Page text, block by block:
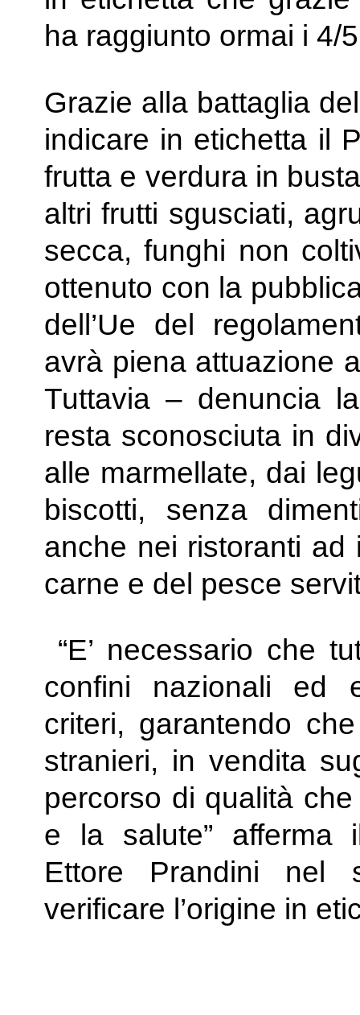
ha raggiunto ormai i 4/
Grazie alla battaglia
indicare in etichetta il
frutta e verdura in
altri frutti sgusciati,
secca, funghi non
ottenuto con la
dell’Ue del
avrà piena attuazione
Tuttavia – denuncia
resta sconosciuta in
alle marmellate, dai
biscotti, senza
anche nei ristoranti ad
carne e del pesce
“E’ necessario che
confini nazionali ed
criteri, garantendo
stranieri, in vendita
percorso di qualità
e la salute” afferma
Ettore Prandini nel
verificare l’origine in